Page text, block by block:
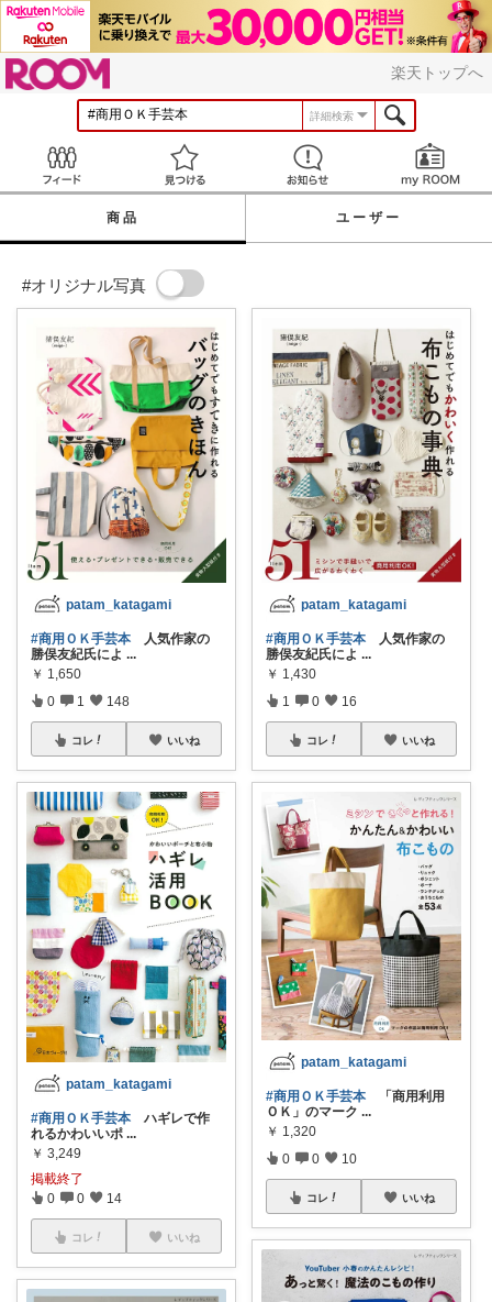
楽天トップへ
詳細検索
見つける お知らせ
商品 ユーザー
#オリジナル写真
patam_katagami
#商用ＯＫ手芸本 人気作家の
勝俣友紀氏によ ...
￥ 1,650
0 1 148
コレ いいね
patam_katagami
#商用ＯＫ手芸本 ハギレで作
れるかわいいポ ...
￥ 3,249
掲載終了
0 0 14
コレ いいね
patam_katagami
#商用ＯＫ手芸本 人気作家の
勝俣友紀氏によ ...
￥ 1,430
1 0 16
コレ いいね
patam_katagami
#商用ＯＫ手芸本 「商用利用
ＯＫ」のマーク ...
￥ 1,320
0 0 10
コレ いいね